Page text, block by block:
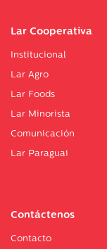
Lar Cooperativa
Institucional
Lar Agro
Lar Foods
Lar Minorista
Comunicación
Lar Paraguai
Contáctenos
Contacto